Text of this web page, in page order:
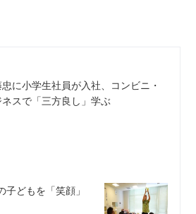
に小学生社員が入社、コンビニ・
ネスで「三方良し」学ぶ
どもを「笑顔」